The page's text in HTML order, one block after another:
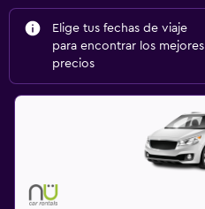
Elige tus fechas de viaje
para encontrar los mejores
precios